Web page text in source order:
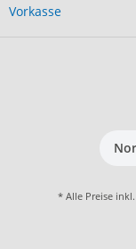
Vorkasse
* Alle Preise